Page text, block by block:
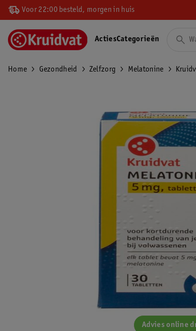
Voor 22:00 besteld, morgen in huis
ActiesCategorieën
Home Gezondheid Zelfzorg Melatonine
Advies online